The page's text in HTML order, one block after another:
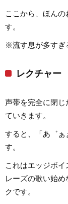
ここから、ほん
す。
※流す息が多すぎ
レクチャー
声帯を完全に閉じ
ていきます。
すると、「あ゛ぁ
す。
これはエッジボ
レーズの歌い始
クです。